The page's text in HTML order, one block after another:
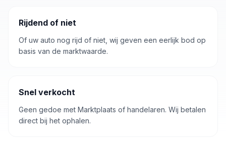
Rijdend of niet
Of uw auto nog rijd of niet, wij geven een eerlijk bod op
basis van de marktwaarde.
Snel verkocht
Geen gedoe met Marktplaats of handelaren. Wij betalen
direct bij het ophalen.